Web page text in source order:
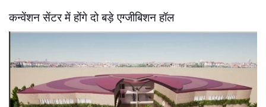
कन्वेंशन सेंटर में होंगे दो बड़े एग्जीबिशन हॉल